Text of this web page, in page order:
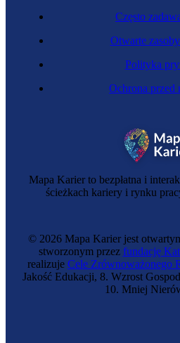
Mapa Karier to bezpłatna i
ścieżkach kariery i rynku
Często
Otwarte
Polityka
Ochrona przed
© 2026 Mapa Karier jest
stworzonym przez fundację
realizuje Cele Zrównoważonego
Jakość Edukacji, 8. Wzrost
10. Mniej